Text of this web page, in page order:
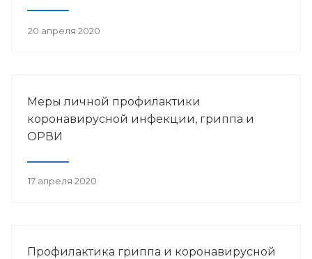
20 апреля 2020
Меры личной профилактики
коронавирусной инфекции, гриппа и
ОРВИ
17 апреля 2020
Профилактика гриппа и коронавирусной